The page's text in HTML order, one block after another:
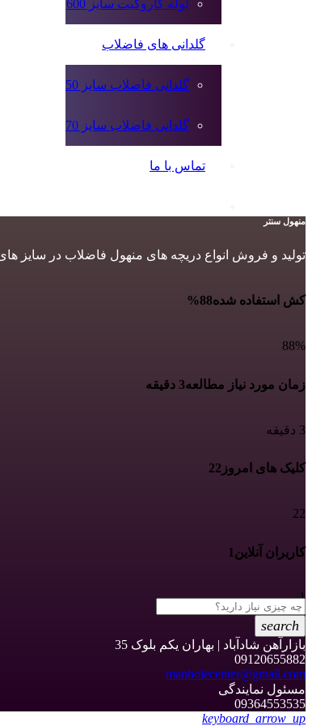
لوله کاروگیت سایز 600
گلدانی های فاضلاب
گلدانی فاضلاب سایز 50
گلدانی فاضلاب سایز 70
تماس با ما
منهول سنتر
تولید و فروش انواع دریچه های منهول فاضلاب در سایز
کش استفاده شده88%
88%
زمان مورد نیاز مطالعه3 دقیقه
3 دقیقه
کلیک های امروز 22
22
کاربران آنلاین 1
1
search
بازارآهن شادآباد | بهاران یکم بلوک 35
09120655882
manholecenter@gmail.com
مسئول نمایندگی
09364553535
keyboard_arrow_up